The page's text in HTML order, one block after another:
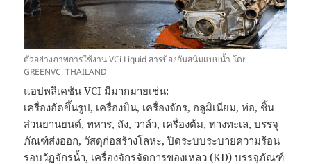
ตัวอย่างภาพการใช้งาน VCi Liquid สารป้องกันสนิมแบบน้ำ โดย
GREENVCi THAILAND
แอปพลิเคชัน VCI มีมากมายเช่น:
เครื่องอัดขึ้นรูป, เครื่องบิน, เครื่องจักร, อลูมิเนียม, ท่อ, ชิ้น
ส่วนยานยนต์, ทหาร, ถัง, วาล์ว, เครื่องต้ม, ทางทะเล, บรรจุ
ภัณฑ์ส่งออก, วัสดุก่อสร้างโลหะ, ปิดระบบระบายความร้อน
รอบวัฏจักรน้ำ, เครื่องจักรจัดการของเหลว (KD) บรรจุภัณฑ์